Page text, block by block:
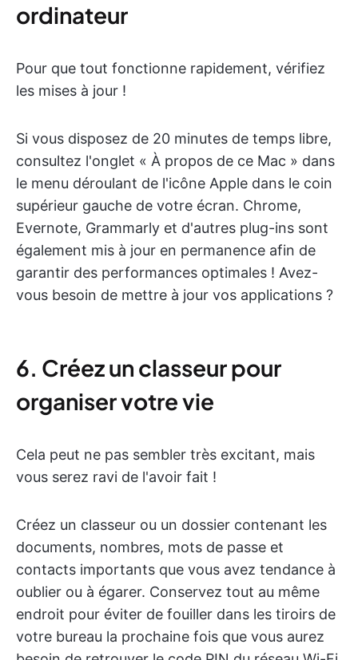
ordinateur
Pour que tout fonctionne rapidement, vérifiez
les mises à jour !
Si vous disposez de 20 minutes de temps libre,
consultez l'onglet « À propos de ce Mac » dans
le menu déroulant de l'icône Apple dans le coin
supérieur gauche de votre écran. Chrome,
Evernote, Grammarly et d'autres plug-ins sont
également mis à jour en permanence afin de
garantir des performances optimales ! Avez-
vous besoin de mettre à jour vos applications ?
6. Créez un classeur pour
organiser votre vie
Cela peut ne pas sembler très excitant, mais
vous serez ravi de l'avoir fait !
Créez un classeur ou un dossier contenant les
documents, nombres, mots de passe et
contacts importants que vous avez tendance à
oublier ou à égarer. Conservez tout au même
endroit pour éviter de fouiller dans les tiroirs de
votre bureau la prochaine fois que vous aurez